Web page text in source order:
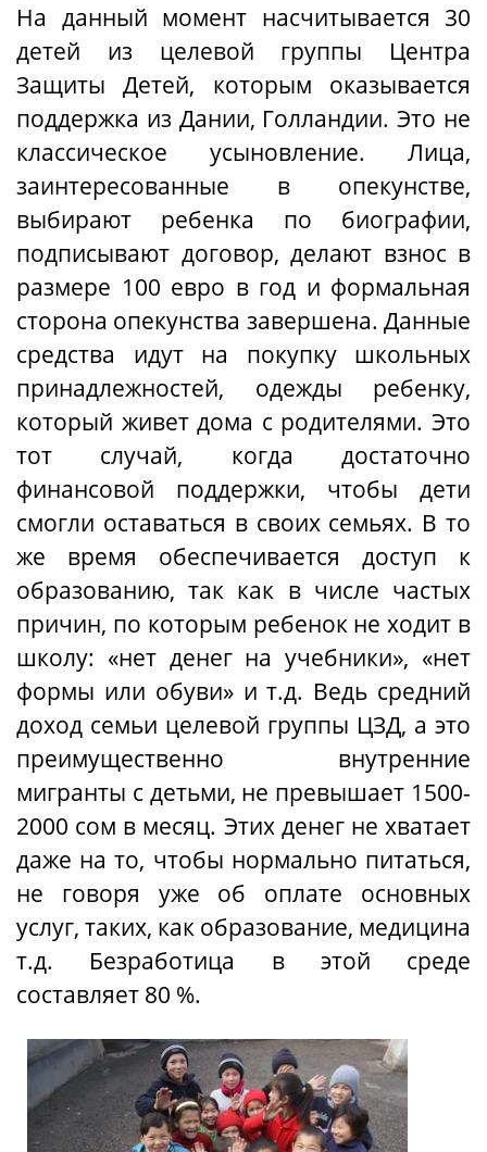
На данный момент насчитывается 30
детей из целевой группы Центра
Защиты Детей, которым оказывается
поддержка из Дании, Голландии. Это не
классическое усыновление. Лица,
заинтересованные в опекунстве,
выбирают ребенка по биографии,
подписывают договор, делают взнос в
размере 100 евро в год и формальная
сторона опекунства завершена. Данные
средства идут на покупку школьных
принадлежностей, одежды ребенку,
который живет дома с родителями. Это
тот случай, когда достаточно
финансовой поддержки, чтобы дети
смогли оставаться в своих семьях. В то
же время обеспечивается доступ к
образованию, так как в числе частых
причин, по которым ребенок не ходит в
школу: «нет денег на учебники», «нет
формы или обуви» и т.д. Ведь средний
доход семьи целевой группы ЦЗД, а это
преимущественно внутренние
мигранты с детьми, не превышает 1500-
2000 сом в месяц. Этих денег не хватает
даже на то, чтобы нормально питаться,
не говоря уже об оплате основных
услуг, таких, как образование, медицина
т.д. Безработица в этой среде
составляет 80 %.